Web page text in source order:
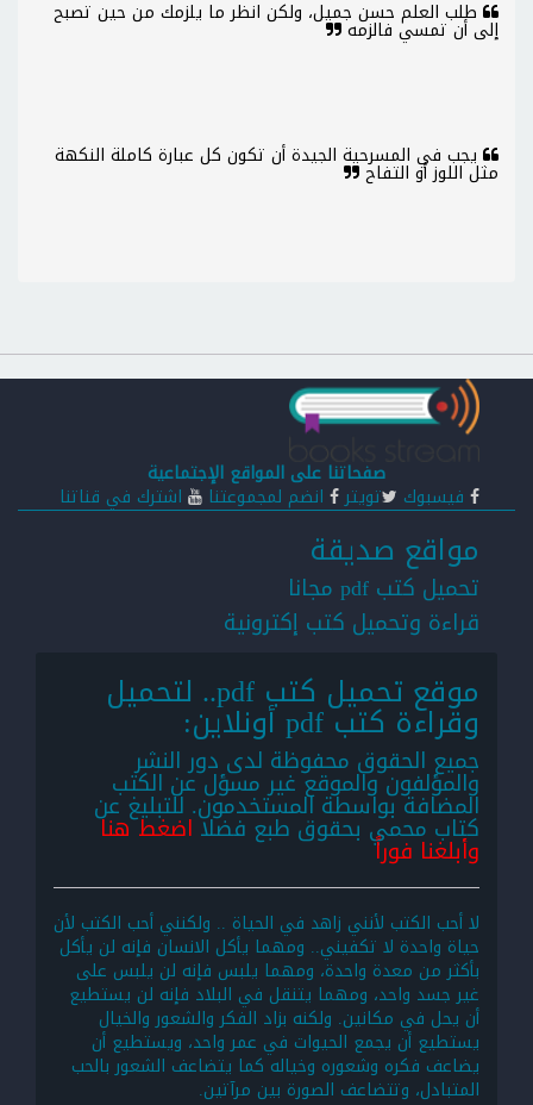
طلب العلم حسن جميل، ولكن انظر ما يلزمك من حين تصبح
إلى أن تمسي فالزمه
يجب في المسرحية الجيدة أن تكون كل عبارة كاملة النكهة
مثل اللوز أو التفاح
صفحاتنا على المواقع الإجتماعية
فيسبوك تويتر انضم لمجموعتنا اشترك في قناتنا
مواقع صديقة
تحميل كتب pdf مجانا
قراءة وتحميل كتب إكترونية
موقع تحميل كتب pdf.. لتحميل
وقراءة كتب pdf أونلاين:
جميع الحقوق محفوظة لدى دور النشر
والمؤلفون والموقع غير مسؤل عن الكتب
المضافة بواسطة المستخدمون. للتبليغ عن
كتاب محمي بحقوق طبع فضلااضغط هنا
وأبلغنا فوراً
لا أحب الكتب لأنني زاهد في الحياة .. ولكنني أحب الكتب لأن
حياة واحدة لا تكفيني.. ومهما يأكل الانسان فإنه لن يأكل
بأكثر من معدة واحدة، ومهما يلبس فإنه لن يلبس على
غير جسد واحد، ومهما يتنقل في البلاد فإنه لن يستطيع
أن يحل في مكانين. ولكنه بزاد الفكر والشعور والخيال
يستطيع أن يجمع الحيوات في عمر واحد، ويستطيع أن
يضاعف فكره وشعوره وخياله كما يتضاعف الشعور بالحب
المتبادل، وتتضاعف الصورة بين مرآتين.